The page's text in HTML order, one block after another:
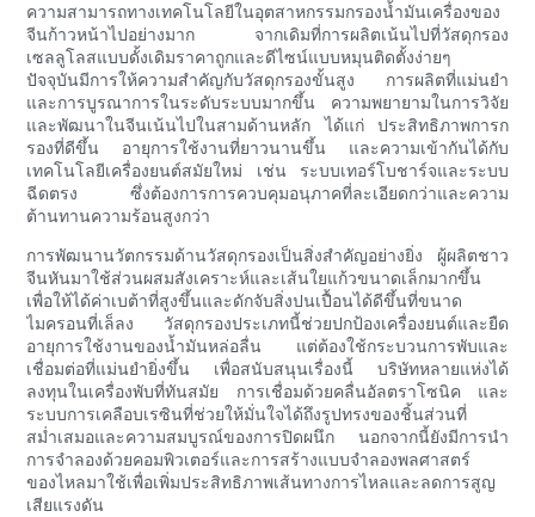
ความสามารถทางเทคโนโลยีในอุตสาหกรรมกรองน้ำมันเครื่องของ
จีนก้าวหน้าไปอย่างมาก จากเดิมที่การผลิตเน้นไปที่วัสดุกรอง
เซลลูโลสแบบดั้งเดิมราคาถูกและดีไซน์แบบหมุนติดตั้งง่ายๆ
ปัจจุบันมีการให้ความสำคัญกับวัสดุกรองขั้นสูง การผลิตที่แม่นยำ
และการบูรณาการในระดับระบบมากขึ้น ความพยายามในการวิจัย
และพัฒนาในจีนเน้นไปในสามด้านหลัก ได้แก่ ประสิทธิภาพการก
รองที่ดีขึ้น อายุการใช้งานที่ยาวนานขึ้น และความเข้ากันได้กับ
เทคโนโลยีเครื่องยนต์สมัยใหม่ เช่น ระบบเทอร์โบชาร์จและระบบ
ฉีดตรง ซึ่งต้องการการควบคุมอนุภาคที่ละเอียดกว่าและความ
ต้านทานความร้อนสูงกว่า
การพัฒนานวัตกรรมด้านวัสดุกรองเป็นสิ่งสำคัญอย่างยิ่ง ผู้ผลิตชาว
จีนหันมาใช้ส่วนผสมสังเคราะห์และเส้นใยแก้วขนาดเล็กมากขึ้น
เพื่อให้ได้ค่าเบต้าที่สูงขึ้นและดักจับสิ่งปนเปื้อนได้ดีขึ้นที่ขนาด
ไมครอนที่เล็ลง วัสดุกรองประเภทนี้ช่วยปกป้องเครื่องยนต์และยืด
อายุการใช้งานของน้ำมันหล่อลื่น แต่ต้องใช้กระบวนการพับและ
เชื่อมต่อที่แม่นยำยิ่งขึ้น เพื่อสนับสนุนเรื่องนี้ บริษัทหลายแห่งได้
ลงทุนในเครื่องพับที่ทันสมัย ​​การเชื่อมด้วยคลื่นอัลตราโซนิค และ
ระบบการเคลือบเรซินที่ช่วยให้มั่นใจได้ถึงรูปทรงของชิ้นส่วนที่
สม่ำเสมอและความสมบูรณ์ของการปิดผนึก นอกจากนี้ยังมีการนำ
การจำลองด้วยคอมพิวเตอร์และการสร้างแบบจำลองพลศาสตร์
ของไหลมาใช้เพื่อเพิ่มประสิทธิภาพเส้นทางการไหลและลดการสูญ
เสียแรงดัน